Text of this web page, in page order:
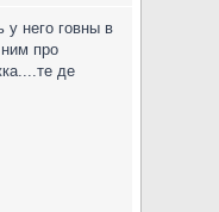
него говны в
про
де